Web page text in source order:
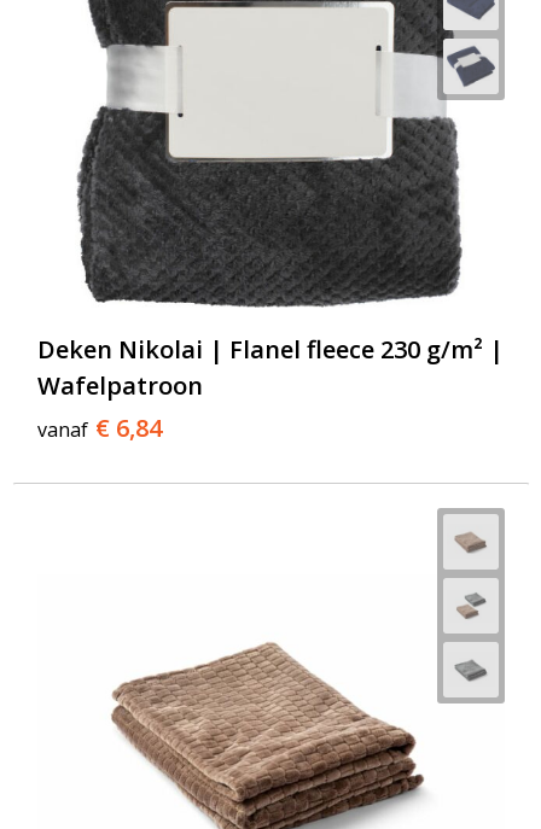
Deken Nikolai | Flanel fleece 230 g/m² |
Wafelpatroon
vanaf € 6,84